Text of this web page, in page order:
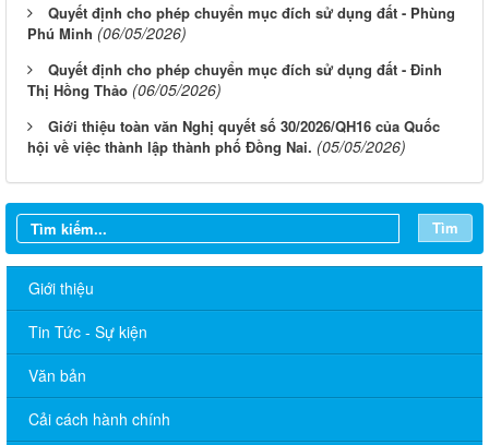
Quyết định cho phép chuyển mục đích sử dụng đất - Phùng
Phú Minh (06/05/2026)
Quyết định cho phép chuyển mục đích sử dụng đất - Đinh
Thị Hồng Thảo (06/05/2026)
Giới thiệu toàn văn Nghị quyết số 30/2026/QH16 của Quốc
hội về việc thành lập thành phố Đồng Nai. (05/05/2026)
Tìm
Giới thiệu
Tin Tức - Sự kiện
Văn bản
Cải cách hành chính